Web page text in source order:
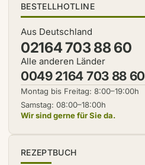
BESTELLHOTLINE
Aus Deutschland
02164 703 88 60
Alle anderen Länder
0049 2164 703 88 60
Montag bis Freitag: 8:00–19:00h
Samstag: 08:00–18:00h
Wir sind gerne für Sie da.
REZEPTBUCH